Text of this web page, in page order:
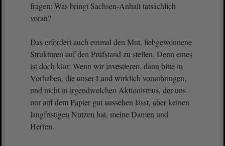
fragen: Was bringt Sachsen-Anhalt tatsächlich
voran?
Das erfordert auch einmal den Mut, liebgewonnene
Strukturen auf den Prüfstand zu stellen. Denn eines
ist doch klar: Wenn wir investieren, dann bitte in
Vorhaben, die unser Land wirklich voranbringen,
und nicht in irgendwelchen Aktionismus, der uns
nur auf dem Papier gut aussehen lässt, aber keinen
langfristigen Nutzen hat, meine Damen und
Herren.